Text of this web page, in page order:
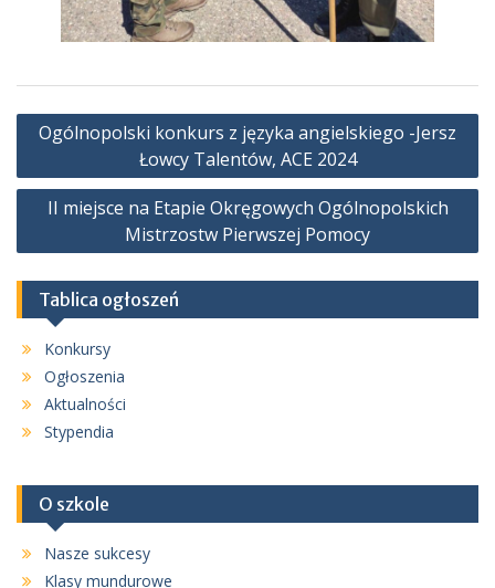
Nawigacja
wpisu
Ogólnopolski konkurs z języka angielskiego -Jersz
Łowcy Talentów, ACE 2024
II miejsce na Etapie Okręgowych Ogólnopolskich
Mistrzostw Pierwszej Pomocy
Tablica ogłoszeń
Konkursy
Ogłoszenia
Aktualności
Stypendia
O szkole
Nasze sukcesy
Klasy mundurowe